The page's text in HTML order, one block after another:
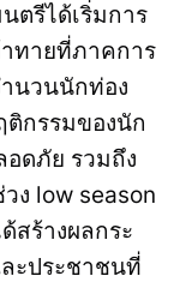
ตรีได้เริ่มการ
ทายที่ภาคการ
นวนนักท่อง
ติกรรมของนัก
ดภัย รวมถึง
ง low season
สร้างผลกระ
ะประชาชนที่